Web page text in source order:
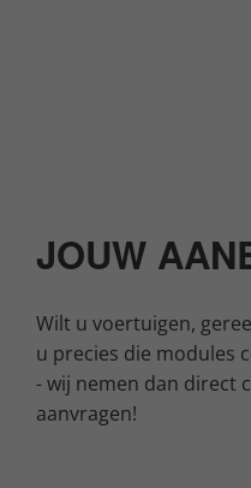
JOUW
Wilt u voertuigen,
u precies die modules
- wij nemen dan direct
aanvragen!